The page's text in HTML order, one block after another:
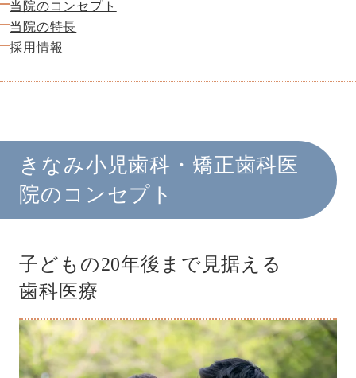
当院のコンセプト
当院の特長
採用情報
きなみ小児歯科・矯正歯科医
院のコンセプト
子どもの20年後まで見据える
歯科医療